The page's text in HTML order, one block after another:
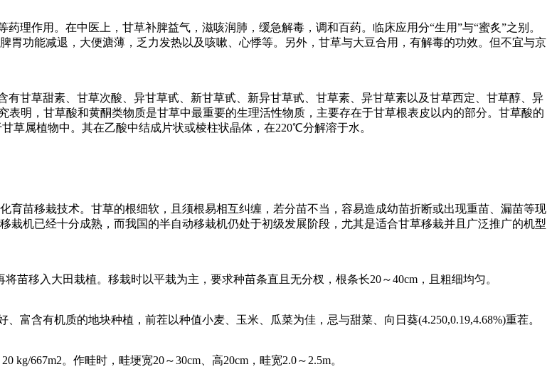
作用。在中医上，甘草补脾益气，滋咳润肺，缓急解毒，调和百药。临床应用分“生用”与“蜜炙”之别。
功能减退，大便溏薄，乏力发热以及咳嗽、心悸等。另外，甘草与大豆合用，有解毒的功效。但不宜与京
草甜素、甘草次酸、异甘草甙、新甘草甙、新异甘草甙、甘草素、异甘草素以及甘草西定、甘草醇、异
明，甘草酸和黄酮类物质是甘草中最重要的生理活性物质，主要存在于甘草根表皮以内的部分。甘草酸的
草属植物中。其在乙酸中结成片状或棱柱状晶体，在220℃分解溶于水。
苗移栽技术。甘草的根细软，且须根易相互纠缠，若分苗不当，容易造成幼苗折断或出现重苗、漏苗等现
机已经十分成熟，而我国的半自动移栽机仍处于初级发展阶段，尤其是适合甘草移栽并且广泛推广的机型
移入大田栽植。移栽时以平栽为主，要求种苗条直且无分杈，根条长20～40cm，且粗细均匀。
含有机质的地块种植，前茬以种值小麦、玉米、瓜菜为佳，忌与甜菜、向日葵(4.250,0.19,4.68%)重茬。
667m2。作畦时，畦埂宽20～30cm、高20cm，畦宽2.0～2.5m。